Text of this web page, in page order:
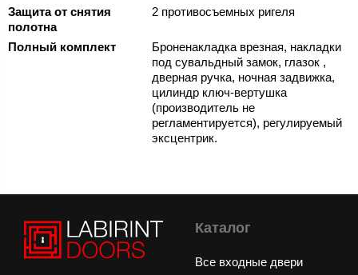
Защита от снятия
полотна
2 противосъемных ригеля
Полный комплект
Броненакладка врезная, накладки
под сувальдный замок, глазок ,
дверная ручка, ночная задвижка,
цилиндр ключ-вертушка
(производитель не
регламентируется), регулируемый
эксцентрик.
Каталог
Все входные двери